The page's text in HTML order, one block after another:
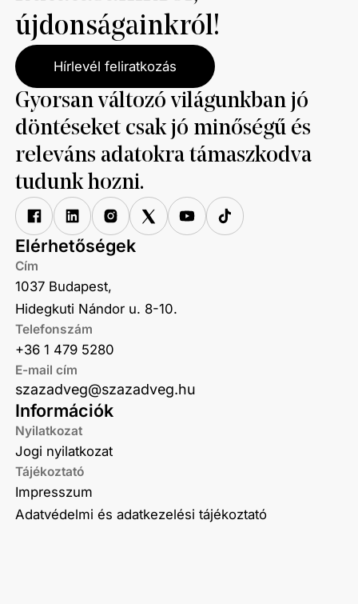
újdonságainkról!
Hírlevél feliratkozás
Gyorsan változó világunkban jó
döntéseket csak jó minőségű és
releváns adatokra támaszkodva
tudunk hozni.
Információk
Nyilatkozat
Jogi nyilatkozat
Tájékoztató
Impresszum
Adatvédelmi és adatkezelési tájékoztató
Elérhetőségek
Cím
1037 Budapest,
Hidegkuti Nándor u. 8-10.
Telefonszám
+36 1 479 5280
E-mail cím
szazadveg@szazadveg.hu